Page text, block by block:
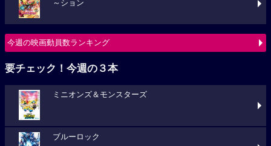
～ション
今週の映画動員数ランキング
要チェック！今週の３本
ミニオンズ＆モンスターズ
ブルーロック